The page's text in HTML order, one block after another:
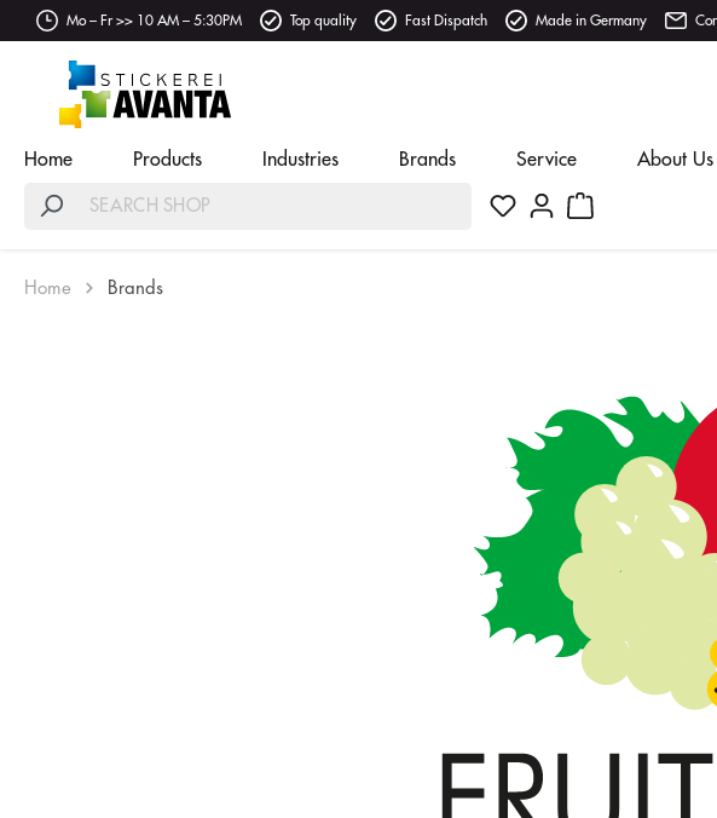
Mo – Fr >> 10 AM – 5:30PM Top quality Fast Dispatch Made in Germany
Home Products Industries Brands Service About Us
Home Brands